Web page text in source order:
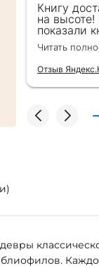
Книгу
на
показали
Читать
Отзыв